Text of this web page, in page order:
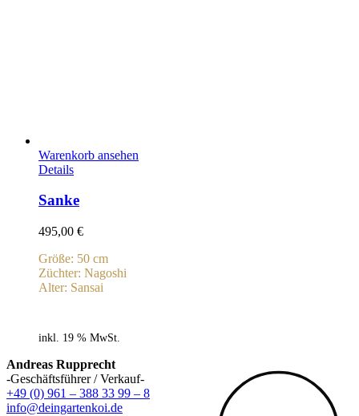
Warenkorb ansehen
Details
Sanke
495,00 €
Größe: 50 cm
Züchter: Nagoshi
Alter: Sansai
inkl. 19 % MwSt.
Andreas Rupprecht
-Geschäftsführer / Verkauf-
+49 (0) 961 – 388 33 99 – 8
info@deingartenkoi.de